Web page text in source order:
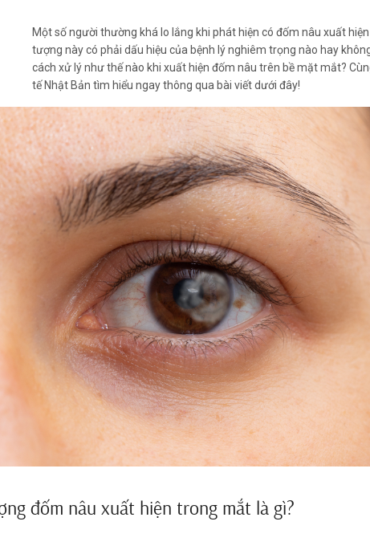
Một số người thường khá lo lắng khi phát hiện có đốm nâu xuất
tượng này có phải dấu hiệu của bệnh lý nghiêm trọng nào hay
cách xử lý như thế nào khi xuất hiện đốm nâu trên bề mặt mắt?
tế Nhật Bản tìm hiểu ngay thông qua bài viết dưới đây!
đốm nâu xuất hiện trong mắt là gì?